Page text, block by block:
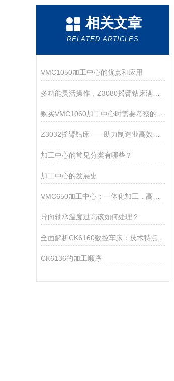
相关文章
RELATED ARTICLES
VMC1050加工中心的优点和应用
加工中心的常见分类有哪些？
加工中心的发展史
导向轴承温度过高该如何处理？
CK6136的加工顺序